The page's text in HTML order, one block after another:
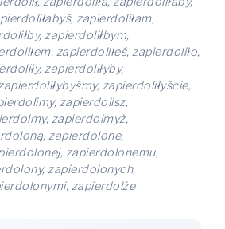
zapierdoliłam,
zapierdoliłbym,
zapierdoliłeś, zapierdoliło,
zapierdoliłyby,
zapierdoliłyście,
zapierdolisz,
zapierdolmyż,
zapierdolone,
zapierdolonemu,
zapierdolonych,
zapierdolże